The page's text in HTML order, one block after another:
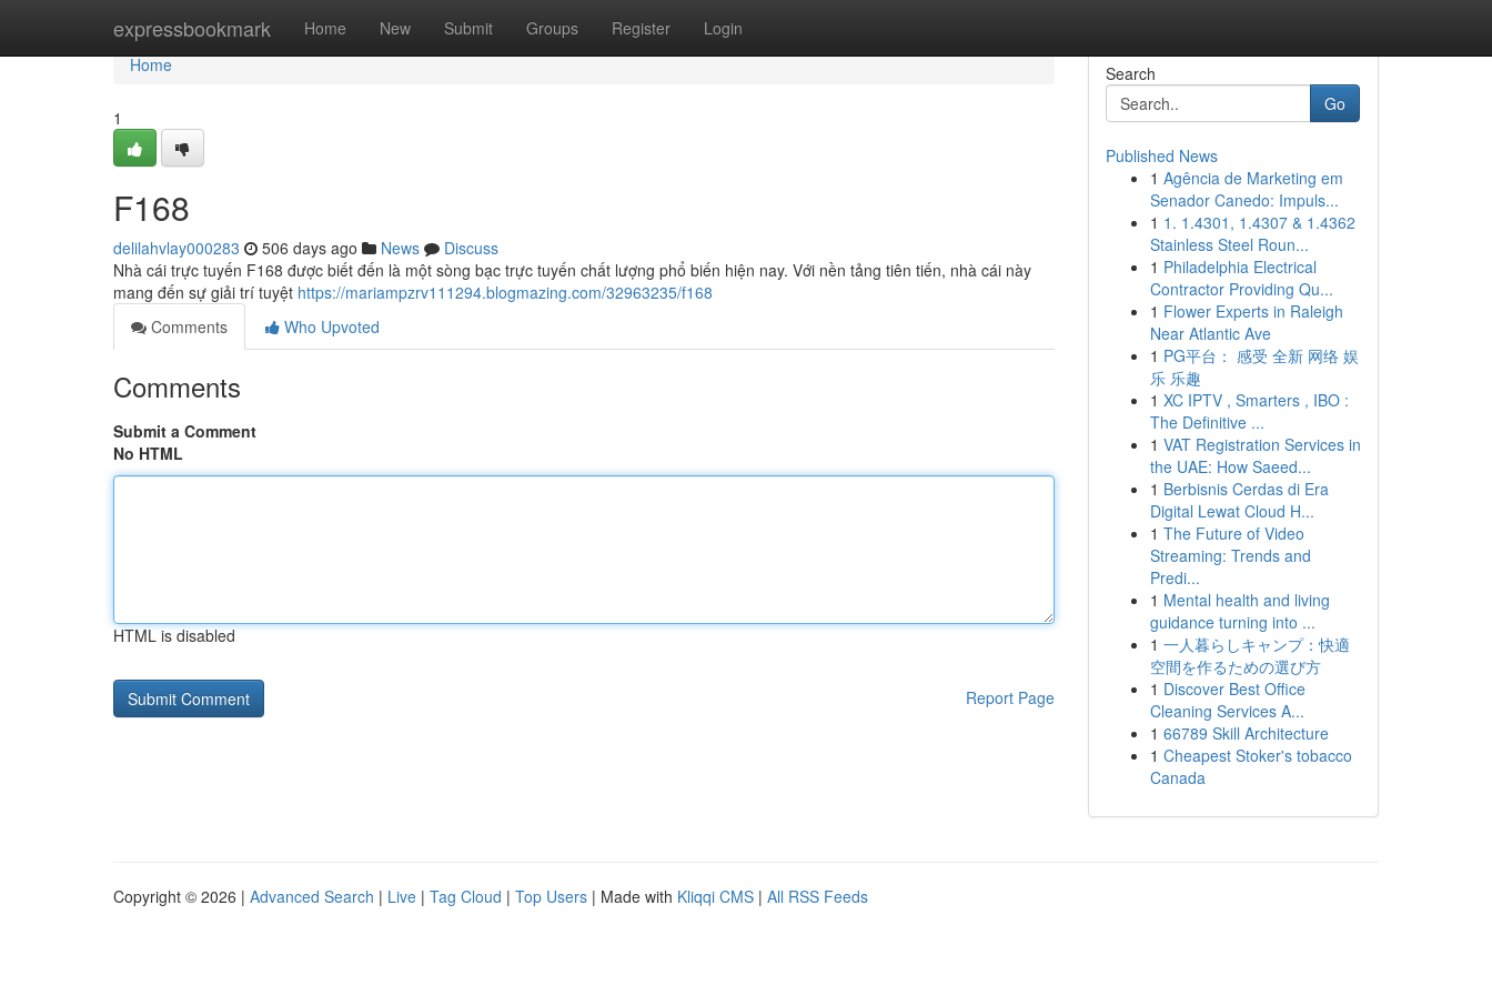
expressbookmark Home New Submit Groups Register Login
Home
Home
1
F168
delilahvlay000283 506 days ago News
Discuss
Nhà cái trực tuyến F168 được biết đến là một sòng bạc trực tuyến chất lượng phổ biến hiện nay. Với nền tảng tiên tiến, nhà cái này
mang đến sự giải trí tuyệt https://mariampzrv111294.blogmazing.com/32963235/f168
Comments
Who Upvoted
Comments
Submit a Comment
No HTML
HTML is disabled
Report Page
Search
Go
Published News
1 Agência de Marketing em
Senador Canedo: Impuls...
1 1. 1.4301, 1.4307 & 1.4362
Stainless Steel Roun...
1 Philadelphia Electrical
Contractor Providing Qu...
1 Flower Experts in Raleigh
Near Atlantic Ave
1 PG平台： 感受 全新 网络 娱
乐 乐趣
1 XC IPTV , Smarters , IBO :
The Definitive ...
1 VAT Registration Services in
the UAE: How Saeed...
1 Berbisnis Cerdas di Era
Digital Lewat Cloud H...
1 The Future of Video
Streaming: Trends and
Predi...
1 Mental health and living
guidance turning into ...
1 一人暮らしキャンプ：快適
空間を作るための選び方
1 Discover Best Office
Cleaning Services A...
1 66789 Skill Architecture
1 Cheapest Stoker's tobacco
Canada
Copyright © 2026 | Advanced Search | Live | Tag Cloud | Top Users | Made with Kliqqi CMS | All RSS Feeds